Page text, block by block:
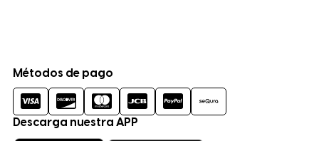
Métodos de pago
Descarga nuestra APP